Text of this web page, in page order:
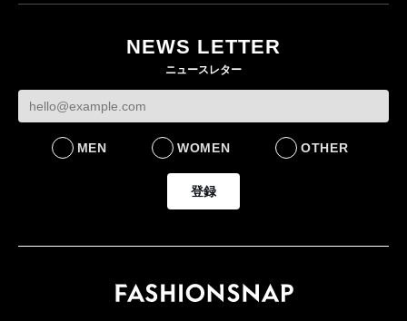
NEWS LETTER
ニュースレター
MEN WOMEN OTHER
登録